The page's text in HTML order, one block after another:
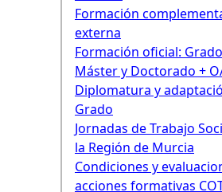
Formación
externa
Formación oficial:
Máster y Doctorado +
Diplomatura y
Grado
Jornadas de Trabajo
la Región de Murcia
Condiciones y
acciones formativas